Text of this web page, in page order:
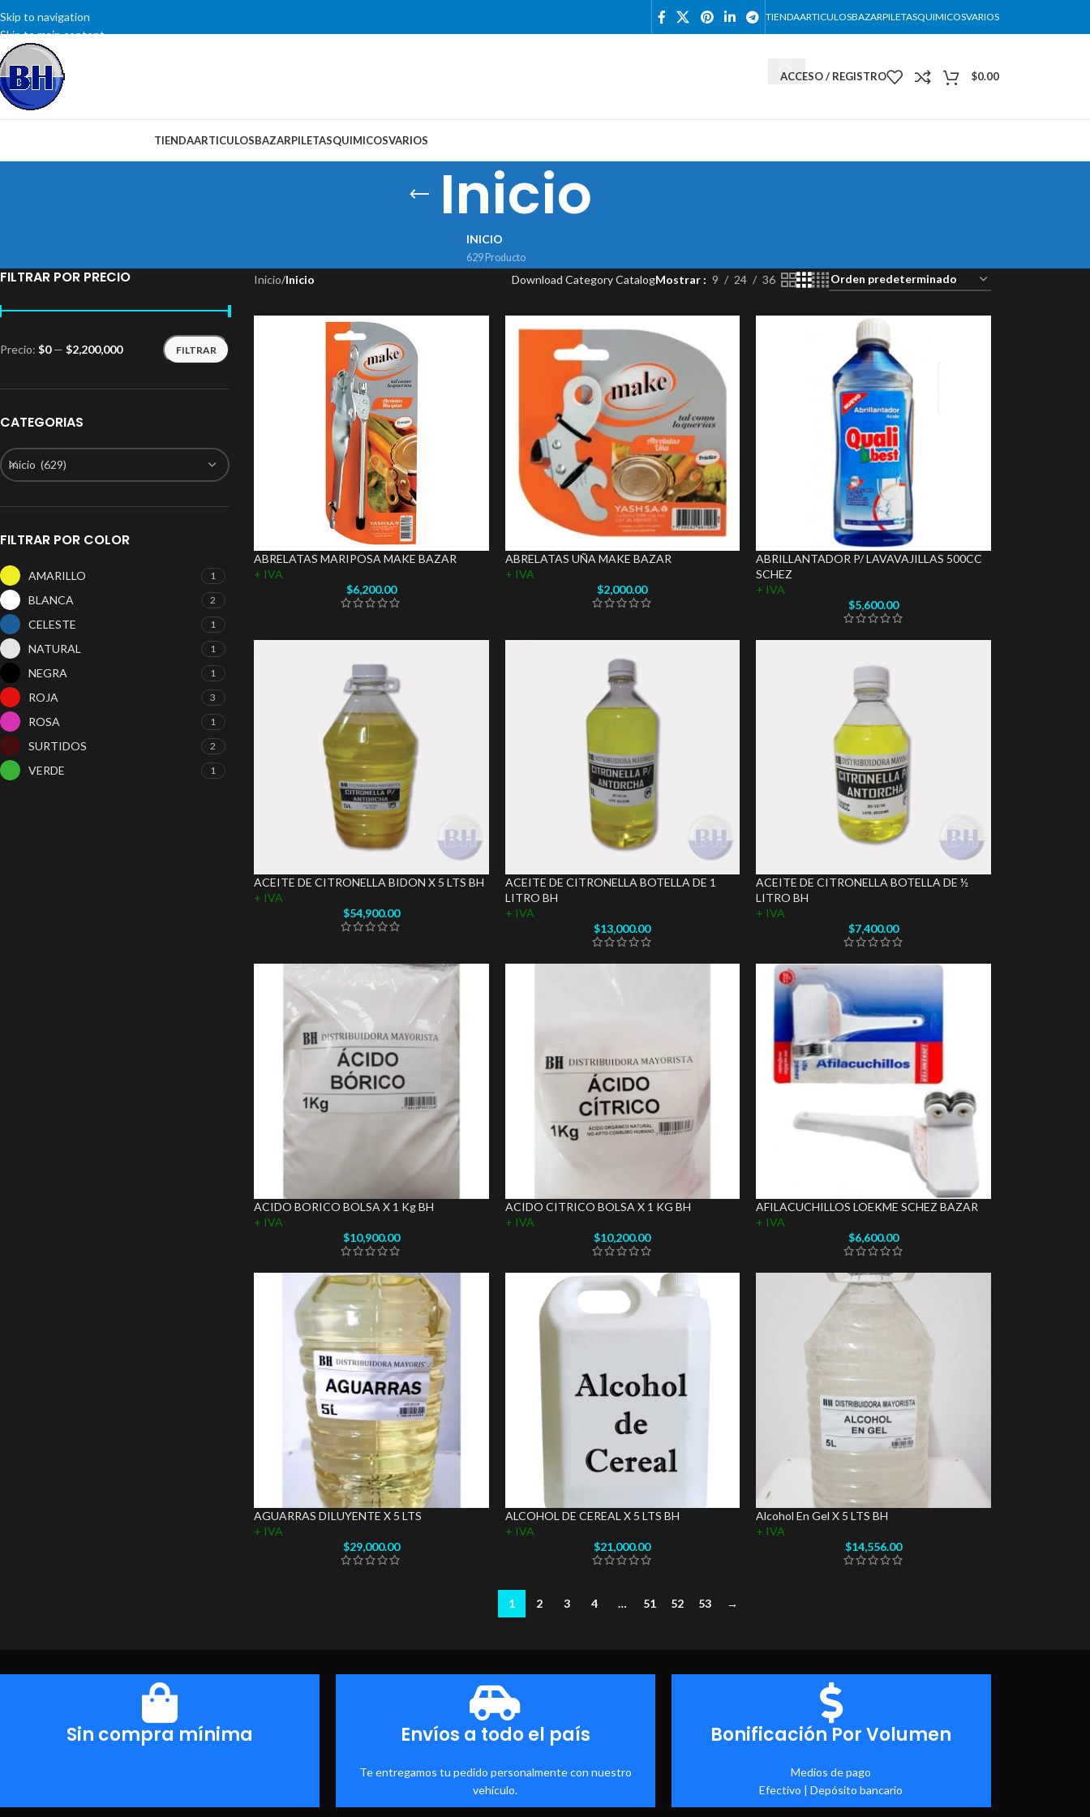
Skip to navigation
Skip to main content
TIENDAARTICULOSBAZARPILETASQUIMICOSVARIOS
ACCESO / REGISTRO $0.00
TIENDAARTICULOSBAZARPILETASQUIMICOSVARIOS
Inicio
INICIO
629 Producto
FILTRAR POR PRECIO
FILTRAR
Precio: $0— $2,200,000
CATEGORIAS
Inicio (629)
FILTRAR POR COLOR
AMARILLO 1
BLANCA 2
CELESTE 1
NATURAL 1
NEGRA 1
ROJA 3
ROSA 1
SURTIDOS 2
VERDE 1
Inicio/Inicio Download Category CatalogMostrar 9 24 36
ABRELATAS MARIPOSA MAKE BAZAR
+ IVA
$6,200.00
ABRELATAS UÑA MAKE BAZAR
+ IVA
$2,000.00
ABRILLANTADOR P/ LAVAVAJILLAS 500CC
SCHEZ
+ IVA
$5,600.00
ACEITE DE CITRONELLA BIDON X 5 LTS BH
+ IVA
$54,900.00
ACEITE DE CITRONELLA BOTELLA DE 1
LITRO BH
+ IVA
$13,000.00
ACEITE DE CITRONELLA BOTELLA DE ½
LITRO BH
+ IVA
$7,400.00
ACIDO BORICO BOLSA X 1 Kg BH
+ IVA
$10,900.00
ACIDO CITRICO BOLSA X 1 KG BH
+ IVA
$10,200.00
AFILACUCHILLOS LOEKME SCHEZ BAZAR
+ IVA
$6,600.00
AGUARRAS DILUYENTE X 5 LTS
+ IVA
$29,000.00
ALCOHOL DE CEREAL X 5 LTS BH
+ IVA
$21,000.00
Alcohol En Gel X 5 LTS BH
+ IVA
$14,556.00
1 2 3 4 … 51 52 53 →
Sin compra mínima Envíos a todo el país
Te entregamos tu pedido personalmente con nuestro
vehículo.
Bonificación Por Volumen
Medios de pago
Efectivo | Depósito bancario